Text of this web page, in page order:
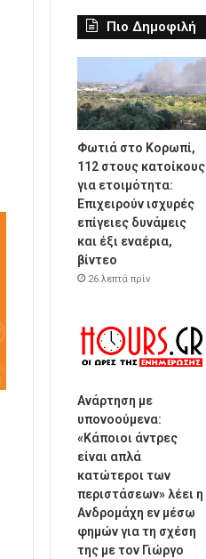
Πιο Δημοφιλή
Φωτιά στο Κορωπί,
112 στους κατοίκους
για ετοιμότητα:
Επιχειρούν ισχυρές
επίγειες δυνάμεις
και έξι εναέρια,
βίντεο
26 λεπτά πρίν
Ανάρτηση με
υπονοούμενα:
«Κάποιοι άντρες
είναι απλά
κατώτεροι των
περιστάσεων» λέει η
Ανδρομάχη εν μέσω
φημών για τη σχέση
της με τον Γιώργο